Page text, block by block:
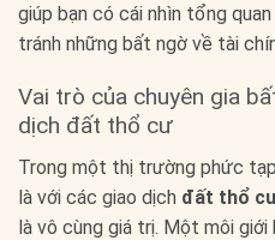
giúp bạn có cái nhìn tổng
tránh những bất ngờ về tài
Vai trò của chuyên gia
dịch đất thổ cư
Trong một thị trường phức
là với các giao dịch đất thổ
là vô cùng giá trị. Một môi